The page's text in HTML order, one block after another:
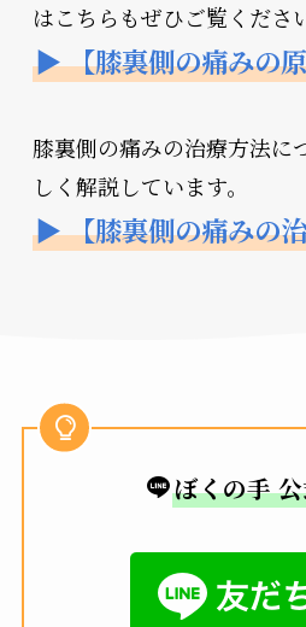
はこちらもぜひご覧くださ
▶ 【膝裏側の痛みの
膝裏側の痛みの治療方法に
しく解説しています。
▶ 【膝裏側の痛みの
ぼくの手